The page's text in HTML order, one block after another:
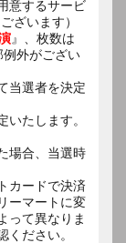
意するサービ
ざいます）
』、枚数は
外がござい
当選者を決定
いたします。
場合、当選時
カードで決済
ーマートに変
って異なりま
ださい。